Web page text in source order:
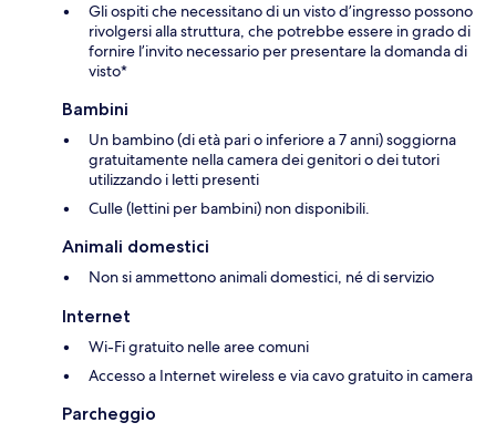
Gli ospiti che necessitano di un visto d’ingresso possono
rivolgersi alla struttura, che potrebbe essere in grado di
fornire l’invito necessario per presentare la domanda di
visto*
Bambini
Un bambino (di età pari o inferiore a 7 anni) soggiorna
gratuitamente nella camera dei genitori o dei tutori
utilizzando i letti presenti
Culle (lettini per bambini) non disponibili.
Animali domestici
Non si ammettono animali domestici, né di servizio
Internet
Wi-Fi gratuito nelle aree comuni
Accesso a Internet wireless e via cavo gratuito in camera
Parcheggio